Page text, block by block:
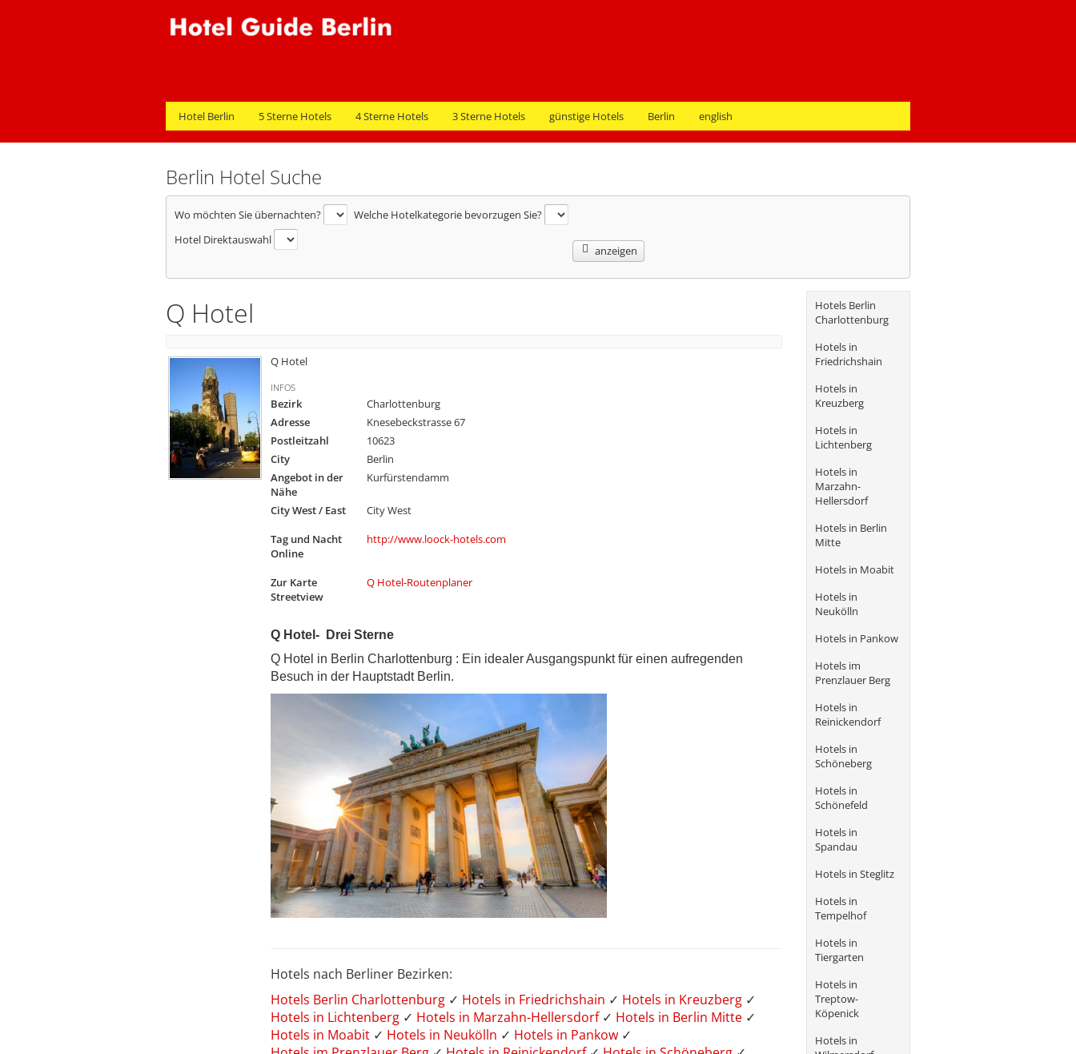
Hotel Berlin 5 Sterne Hotels 4 Sterne Hotels 3 Sterne Hotels günstige Hotels Berlin english
Berlin Hotel Suche
Wo möchten Sie übernachten?
Welche Hotelkategorie bevorzugen Sie?
Hotel Direktauswahl
anzeigen
Q Hotel
Q Hotel
INFOS
Bezirk
Charlottenburg
Adresse
Knesebeckstrasse 67
Postleitzahl
10623
City
Berlin
Angebot in der
Nähe
Kurfürstendamm
City West / East
City West
Tag und Nacht
Online
http://www.loock-hotels.com
Zur Karte
Streetview
Q Hotel-Routenplaner
Q Hotel- Drei Sterne
Q Hotel in Berlin Charlottenburg : Ein idealer Ausgangspunkt für einen aufregenden
Besuch in der Hauptstadt Berlin.
Hotels nach Berliner Bezirken:
Hotels Berlin Charlottenburg ✓ Hotels in Friedrichshain ✓ Hotels in Kreuzberg ✓
Hotels in Lichtenberg ✓ Hotels in Marzahn-Hellersdorf ✓ Hotels in Berlin Mitte ✓
Hotels in Moabit ✓ Hotels in Neukölln ✓ Hotels in Pankow ✓
Hotels Berlin
Charlottenburg
Hotels in
Friedrichshain
Hotels in
Kreuzberg
Hotels in
Lichtenberg
Hotels in
Marzahn-
Hellersdorf
Hotels in Berlin
Mitte
Hotels in Moabit
Hotels in
Neukölln
Hotels in Pankow
Hotels im
Prenzlauer Berg
Hotels in
Reinickendorf
Hotels in
Schöneberg
Hotels in
Schönefeld
Hotels in
Spandau
Hotels in Steglitz
Hotels in
Tempelhof
Hotels in
Tiergarten
Hotels in
Treptow-
Köpenick
Hotels in